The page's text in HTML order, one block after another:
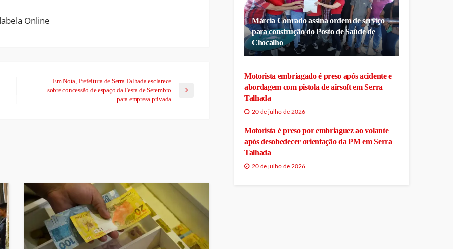
Em Nota, Prefeitura de Serra Talhada esclarece
sobre concessão de espaço da Festa de Setembro
para empresa privada
Márcia Conrado assina ordem de serviço
para construção do Posto de Saúde de
Chocalho
Motorista embriagado é preso após acidente e
abordagem com pistola de airsoft em Serra
Talhada
20 de julho de 2026
Motorista é preso por embriaguez ao volante
após desobedecer orientação da PM em Serra
Talhada
20 de julho de 2026